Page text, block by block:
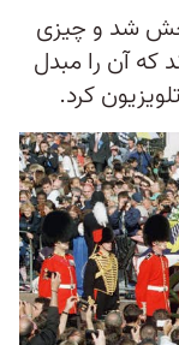
شد و چیزی
که آن را مبدل
کرد.